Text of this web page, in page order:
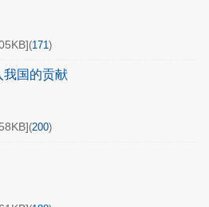
](171)
我国的贡献
](200)